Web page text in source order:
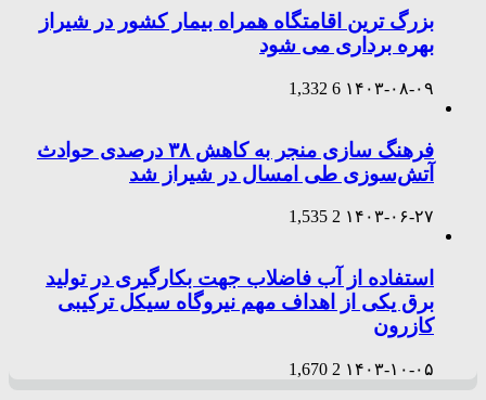
بزرگ ترین اقامتگاه همراه بیمار کشور در شیراز
بهره برداری می شود
۱۴۰۳-۰۸-۰۹ 6
1,332
فرهنگ سازی منجر به کاهش ۳۸ درصدی حوادث
آتش‌سوزی طی امسال در شیراز شد
۱۴۰۳-۰۶-۲۷ 2
1,535
استفاده از آب فاضلاب جهت بکارگیری در تولید
برق یکی از اهداف مهم نیروگاه سیکل ترکیبی
کازرون
۱۴۰۳-۱۰-۰۵ 2
1,670